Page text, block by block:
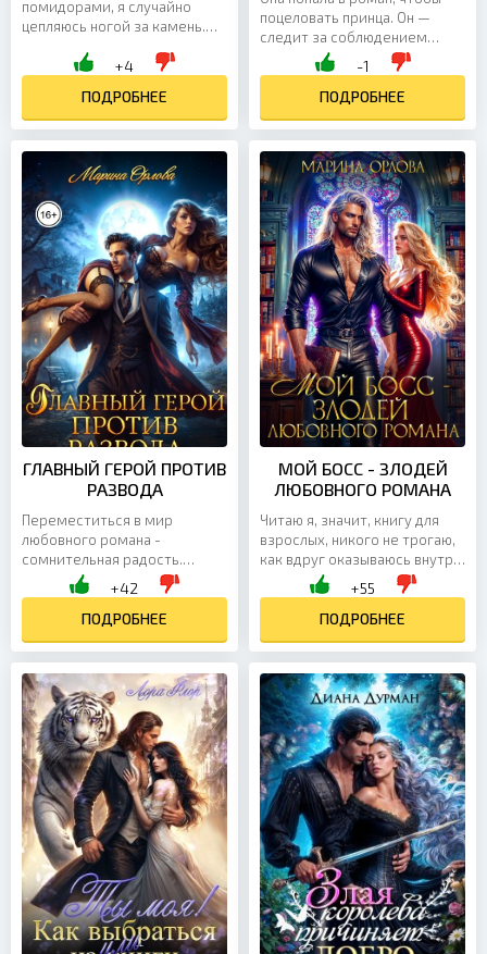
помидорами, я случайно
цепляюсь ногой за камень.
мире, в племени, где живут
+4
ПОДРОБНЕЕ
поцеловать принца. Он —
следит за соблюдением
сценария. Вместе они этот
сценарий разнесли в пух и
прах. Практичная...
-1
ПОДРОБНЕЕ
ГЛАВНЫЙ ГЕРОЙ ПРОТИВ
РАЗВОДА
Переместиться в мир
любовного романа -
сомнительная радость.
Очнуться в теле
второстепенного персонажа
во время свадебной
церемонии с незнакомцем -...
+42
ПОДРОБНЕЕ
МОЙ БОСС - ЗЛОДЕЙ
ЛЮБОВНОГО РОМАНА
Читаю я, значит, книгу для
взрослых, никого не трогаю,
как вдруг оказываюсь внутри
романа. Особо
впечатлительные бы
подумали, что мне повезло:
сейчас...
+55
ПОДРОБНЕЕ